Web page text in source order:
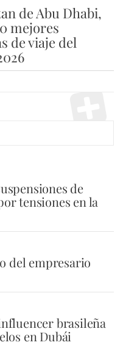
de Abu Dhabi,
mejores
de viaje del
de
tensiones en la
del empresario
brasileña
en Dubái